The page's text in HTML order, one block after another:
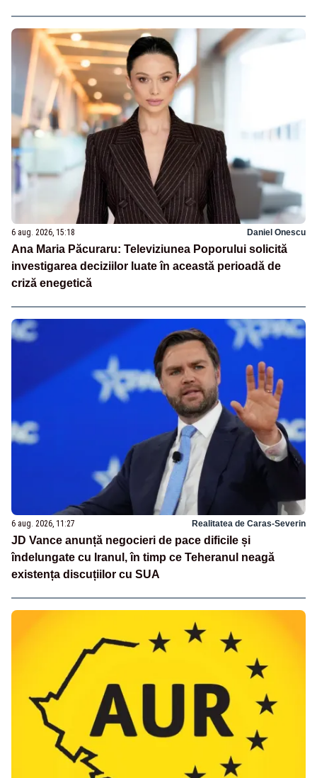
6 aug. 2026, 15:18 Daniel Onescu
Ana Maria Păcuraru: Televiziunea Poporului solicită
investigarea deciziilor luate în această perioadă de
criză enegetică
6 aug. 2026, 11:27 Realitatea de Caras-Severin
JD Vance anunță negocieri de pace dificile și
îndelungate cu Iranul, în timp ce Teheranul neagă
existența discuțiilor cu SUA